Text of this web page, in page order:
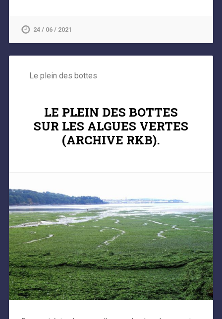
24 / 06 / 2021
Le plein des bottes
LE PLEIN DES BOTTES
SUR LES ALGUES VERTES
(ARCHIVE RKB).